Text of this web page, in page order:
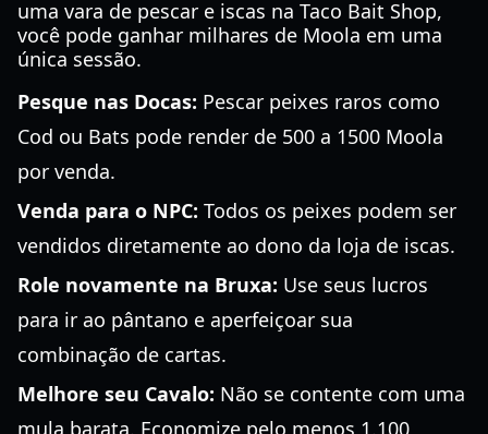
uma vara de pescar e iscas na Taco Bait Shop,
você pode ganhar milhares de Moola em uma
única sessão.
Pesque nas Docas: Pescar peixes raros como
Cod ou Bats pode render de 500 a 1500 Moola
por venda.
Venda para o NPC: Todos os peixes podem ser
vendidos diretamente ao dono da loja de iscas.
Role novamente na Bruxa: Use seus lucros
para ir ao pântano e aperfeiçoar sua
combinação de cartas.
Melhore seu Cavalo: Não se contente com uma
mula barata. Economize pelo menos 1.100